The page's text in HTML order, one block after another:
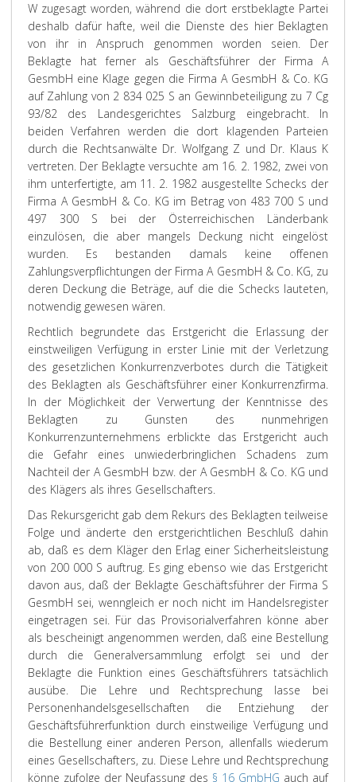
W zugesagt worden, während die dort erstbeklagte Partei
deshalb dafür hafte, weil die Dienste des hier Beklagten
von ihr in Anspruch genommen worden seien. Der
Beklagte hat ferner als Geschäftsführer der Firma A
GesmbH eine Klage gegen die Firma A GesmbH & Co. KG
auf Zahlung von 2 834 025 S an Gewinnbeteiligung zu 7 Cg
93/82 des Landesgerichtes Salzburg eingebracht. In
beiden Verfahren werden die dort klagenden Parteien
durch die Rechtsanwälte Dr. Wolfgang Z und Dr. Klaus K
vertreten. Der Beklagte versuchte am 16. 2. 1982, zwei von
ihm unterfertigte, am 11. 2. 1982 ausgestellte Schecks der
Firma A GesmbH & Co. KG im Betrag von 483 700 S und
497 300 S bei der Österreichischen Länderbank
einzulösen, die aber mangels Deckung nicht eingelöst
wurden. Es bestanden damals keine offenen
Zahlungsverpflichtungen der Firma A GesmbH & Co. KG, zu
deren Deckung die Beträge, auf die die Schecks lauteten,
notwendig gewesen wären.
Rechtlich begrundete das Erstgericht die Erlassung der
einstweiligen Verfügung in erster Linie mit der Verletzung
des gesetzlichen Konkurrenzverbotes durch die Tätigkeit
des Beklagten als Geschäftsführer einer Konkurrenzfirma.
In der Möglichkeit der Verwertung der Kenntnisse des
Beklagten zu Gunsten des nunmehrigen
Konkurrenzunternehmens erblickte das Erstgericht auch
die Gefahr eines unwiederbringlichen Schadens zum
Nachteil der A GesmbH bzw. der A GesmbH & Co. KG und
des Klägers als ihres Gesellschafters.
Das Rekursgericht gab dem Rekurs des Beklagten teilweise
Folge und änderte den erstgerichtlichen Beschluß dahin
ab, daß es dem Kläger den Erlag einer Sicherheitsleistung
von 200 000 S auftrug. Es ging ebenso wie das Erstgericht
davon aus, daß der Beklagte Geschäftsführer der Firma S
GesmbH sei, wenngleich er noch nicht im Handelsregister
eingetragen sei. Für das Provisorialverfahren könne aber
als bescheinigt angenommen werden, daß eine Bestellung
durch die Generalversammlung erfolgt sei und der
Beklagte die Funktion eines Geschäftsführers tatsächlich
ausübe. Die Lehre und Rechtsprechung lasse bei
Personenhandelsgesellschaften die Entziehung der
Geschäftsführerfunktion durch einstweilige Verfügung und
die Bestellung einer anderen Person, allenfalls wiederum
eines Gesellschafters, zu. Diese Lehre und Rechtsprechung
könne zufolge der Neufassung des § 16 GmbHG auch auf